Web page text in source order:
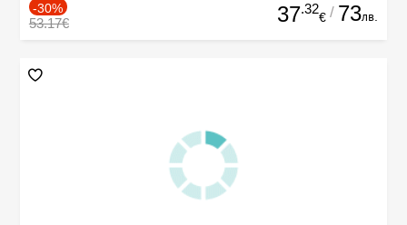
-30%
53.17€ 37.32
€ / 73лв.